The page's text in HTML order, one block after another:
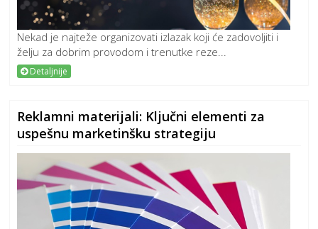
Nekad je najteže organizovati izlazak koji će zadovoljiti i
želju za dobrim provodom i trenutke reze...
Detaljnije
Reklamni materijali: Ključni elementi za
uspešnu marketinšku strategiju